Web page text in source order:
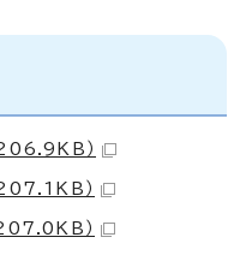
）
）
）